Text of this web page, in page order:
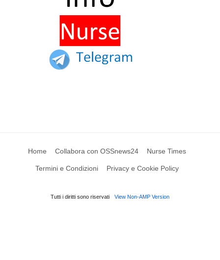
Home Collabora con OSSnews24 Nurse Times
Termini e Condizioni Privacy e Cookie Policy
Tutti i diritti sono riservati View Non-AMP Version